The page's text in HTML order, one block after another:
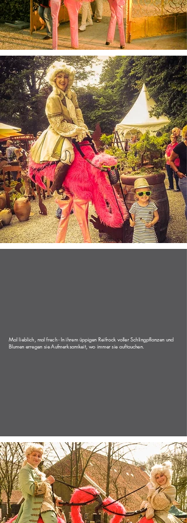
Mal lieblich, mal frech - In ihrem üppigen Reifrock voller Schlingpflanzen und
Blumen erregen sie Aufmerksamkeit, wo immer sie auftauchen.